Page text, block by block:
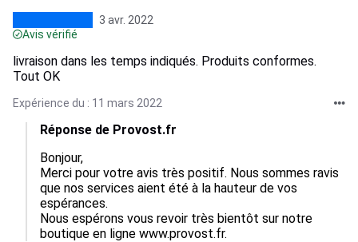
3 avr. 2022
Avis vérifié
livraison dans les temps indiqués. Produits conformes.
Tout OK
Expérience du : 11 mars 2022
Réponse de Provost.fr
Bonjour,
Merci pour votre avis très positif. Nous sommes ravis
que nos services aient été à la hauteur de vos
espérances.
Nous espérons vous revoir très bientôt sur notre
boutique en ligne www.provost.fr.